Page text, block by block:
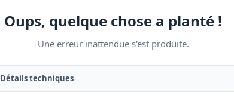
Oups, quelque chose a planté !
Une erreur inattendue s'est produite.
Détails techniques